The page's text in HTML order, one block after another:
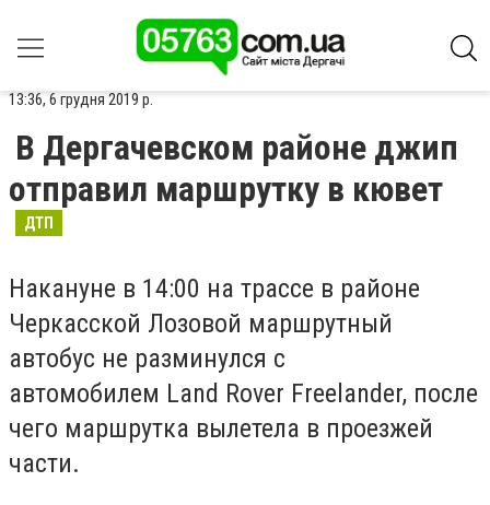
13:36, 6 грудня 2019 р.
В Дергачевском районе джип
отправил маршрутку в кювет
ДТП
Накануне в 14:00 на трассе в районе
Черкасской Лозовой маршрутный
автобус не разминулся с
автомобилем Land Rover Freelander, после
чего маршрутка вылетела в проезжей
части.